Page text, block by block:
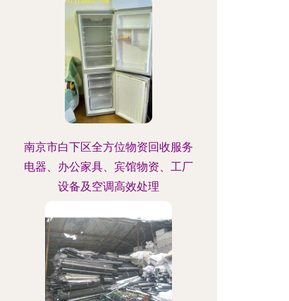
南京市白下区全方位物资回收服务
电器、办公家具、宾馆物资、工厂
设备及空调高效处理